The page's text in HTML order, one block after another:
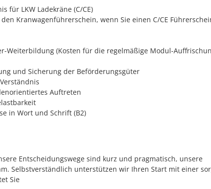
für LKW Ladekräne (C/CE)
Kranwagenführerschein, wenn Sie einen C/CE
Weiterbildung (Kosten für die regelmäßige Modul-
und Sicherung der Beförderungsgüter
Auftreten
in Wort und Schrift (B2)
Entscheidungswege sind kurz und pragmatisch, unsere
Selbstverständlich unterstützen wir Ihren Start mit einer
Sie